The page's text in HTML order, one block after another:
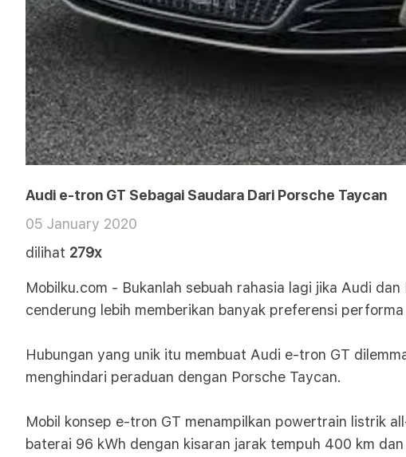
Audi e-tron GT Sebagai Saudara Dari Porsche Taycan
05 January 2020
dilihat 279x
Mobilku.com - Bukanlah sebuah rahasia lagi jika Audi
cenderung lebih memberikan banyak preferensi
Hubungan yang unik itu membuat Audi e-tron GT
menghindari peraduan dengan Porsche Taycan.
Mobil konsep e-tron GT menampilkan powertrain listrik
baterai 96 kWh dengan kisaran jarak tempuh 400 km